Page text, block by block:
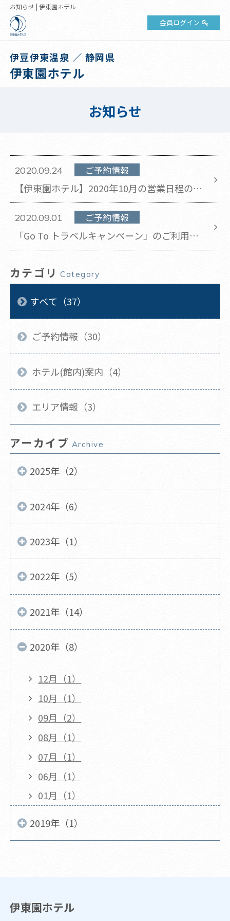
お知らせ | 伊東園ホテル
会員ログイン
伊豆伊東温泉 ／ 静岡県
伊東園ホテル
お知らせ
2020.09.24 ご予約情報
【伊東園ホテル】2020年10月の営業日程のお
知らせ
2020.09.01 ご予約情報
「Go To トラベルキャンペーン」のご利用方
法
カテゴリ Category
すべて（37）
ご予約情報（30）
ホテル(館内)案内（4）
エリア情報（3）
アーカイブ Archive
2025年（2）
2024年（6）
2023年（1）
2022年（5）
2021年（14）
2020年（8）
12月（1）
10月（1）
09月（2）
08月（1）
07月（1）
06月（1）
01月（1）
2019年（1）
伊東園ホテル